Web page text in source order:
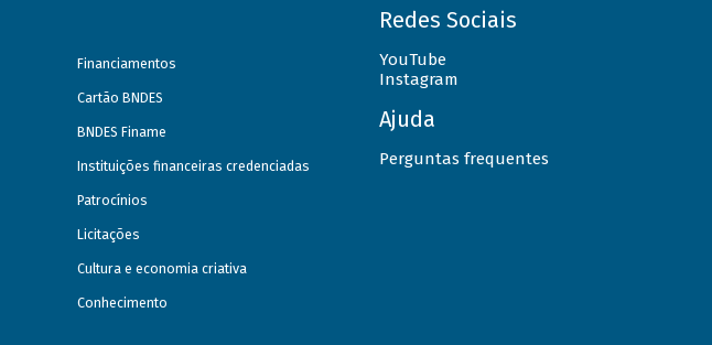
Financiamentos
Cartão BNDES
BNDES Finame
Instituições financeiras credenciadas
Patrocínios
Licitações
Cultura e economia criativa
Conhecimento
Redes Sociais
YouTube
Instagram
Ajuda
Perguntas frequentes